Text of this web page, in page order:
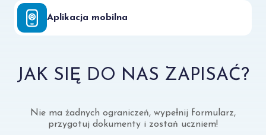
Aplikacja mobilna
JAK SIĘ DO NAS ZAPISAĆ?
Nie ma żadnych ograniczeń, wypełnij formularz,
przygotuj dokumenty i zostań uczniem!